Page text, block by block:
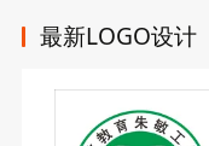
最新LOGO设计